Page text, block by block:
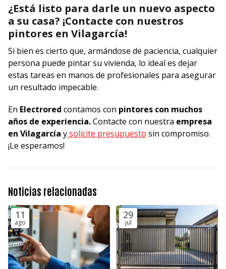
¿Está listo para darle un nuevo aspecto
a su casa? ¡Contacte con nuestros
pintores en Vilagarcía!
Si bien es cierto que, armándose de paciencia, cualquier
persona puede pintar su vivienda, lo ideal es dejar
estas tareas en manos de profesionales para asegurar
un resultado impecable.
En Electrored contamos con pintores con muchos
años de experiencia.Contacte con nuestra empresa
en Vilagarcía ysolicite presupuesto sin compromiso.
¡Le esperamos!
Noticias relacionadas
11
ago
29
jul